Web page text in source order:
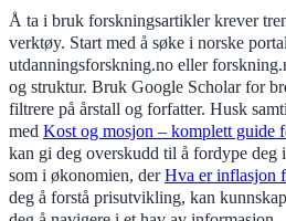
Å ta i bruk forskningsartikler krever
verktøy. Start med å søke i norske
utdanningsforskning.no eller
og struktur. Bruk Google Scholar for
filtrere på årstall og forfatter. Husk
med Kost og mosjon – komplett guide
kan gi deg overskudd til å fordype
som i økonomien, derHva er inflasjon
deg å forstå prisutvikling, kan